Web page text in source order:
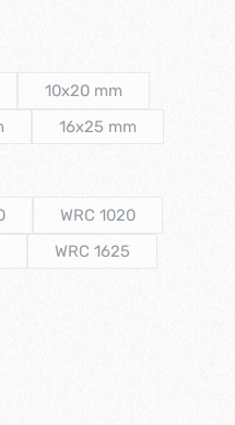
10x20 mm
16x25 mm
WRC 1020
WRC 1625